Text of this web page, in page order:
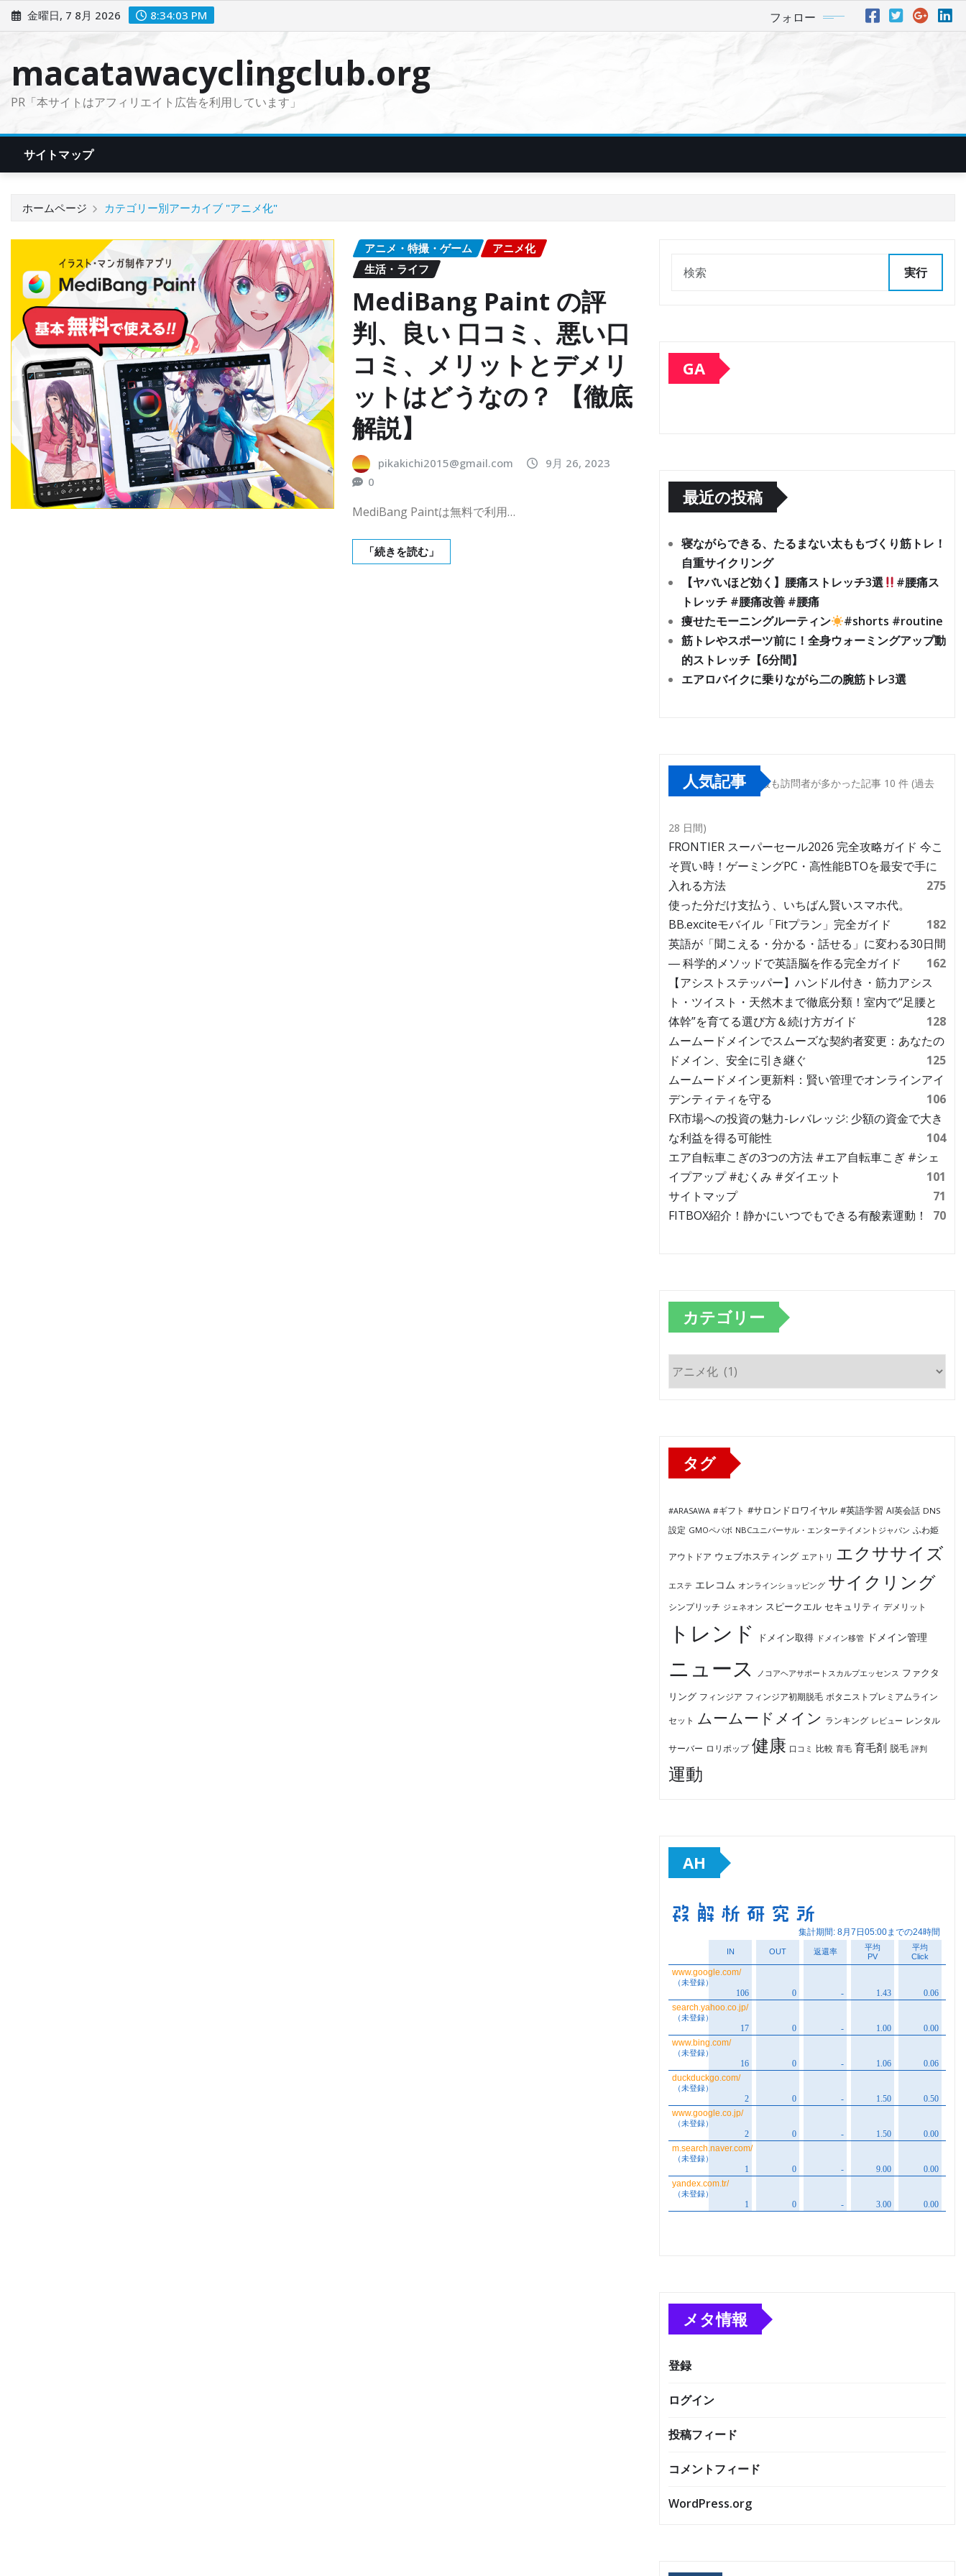
ン
金曜日, 7 8月 2026 8:34:05 PM フォロー
macatawacyclingclub.org
PR「本サイトはアフィリエイト広告を利用しています」
サイトマップ
ホームページ カテゴリー別アーカイブ "アニメ化"
アニメ・特撮・ゲーム
アニメ化
生活・ライフ
MediBang Paint の評
判、良い 口コミ、悪い口
コミ、メリットとデメリ
ットはどうなの？ 【徹底
解説】
pikakichi2015@gmail.com
9月 26, 2023
0
MediBang Paintは無料で利用…
「続きを読む」
実行
GA
最近の投稿
寝ながらできる、たるまない太ももづくり筋トレ！
自重サイクリング
【ヤバいほど効く】腰痛ストレッチ3選
#腰痛ス
トレッチ #腰痛改善 #腰痛
痩せたモーニングルーティン
#shorts #routine
筋トレやスポーツ前に！全身ウォーミングアップ動
的ストレッチ【6分間】
エアロバイクに乗りながら二の腕筋トレ3選
人気記事 最も訪問者が多かった記事 10 件 (過去
28 日間)
FRONTIER スーパーセール2026 完全攻略ガイド 今こ
そ買い時！ゲーミングPC・高性能BTOを最安で手に
入れる方法
275
使った分だけ支払う、いちばん賢いスマホ代。
BB.exciteモバイル「Fitプラン」完全ガイド
182
英語が「聞こえる・分かる・話せる」に変わる30日間
― 科学的メソッドで英語脳を作る完全ガイド
162
【アシストステッパー】ハンドル付き・筋力アシス
ト・ツイスト・天然木まで徹底分類！室内で“足腰と
体幹”を育てる選び方＆続け方ガイド
128
ムームードメインでスムーズな契約者変更：あなたの
ドメイン、安全に引き継ぐ
125
ムームードメイン更新料：賢い管理でオンラインアイ
デンティティを守る
106
FX市場への投資の魅力-レバレッジ: 少額の資金で大き
な利益を得る可能性
104
エア自転車こぎの3つの方法 #エア自転車こぎ #シェ
イプアップ #むくみ #ダイエット
101
サイトマップ
71
FITBOX紹介！静かにいつでもできる有酸素運動！
70
カテゴリー
タグ
#ARASAWA #ギフト #サロンドロワイヤル #英語学習 AI英会話 DNS
設定 GMOペパボ NBCユニバーサル・エンターテイメントジャパン ふわ姫
アウトドア ウェブホスティング エアトリ エクササイズ
エステ エレコム オンラインショッピング サイクリング
シンプリッチ ジェネオン スピークエル セキュリティ デメリット
トレンド ドメイン取得 ドメイン移管 ドメイン管理
ニュース ノコアヘアサポートスカルプエッセンス ファクタ
リング フィンジア フィンジア初期脱毛 ボタニストプレミアムライン
セット ムームードメイン ランキング レビュー レンタル
サーバー ロリポップ 健康 口コミ 比較 育毛 育毛剤 脱毛 評判
運動
AH
メタ情報
登録
ログイン
投稿フィード
コメントフィード
WordPress.org